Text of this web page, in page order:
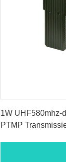
1W UHF580mhz-
PTMP